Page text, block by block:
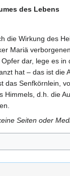
des Lebens
die Wirkung des
Mariä
dar, lege es
hat – das ist
das Senfkörnlein,
Himmels, d.h. die
Seiten oder